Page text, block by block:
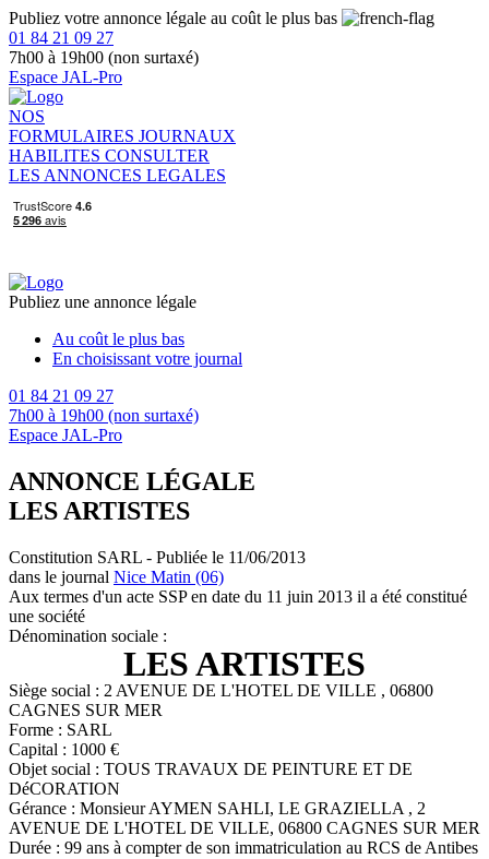
Publiez votre annonce légale au coût le plus bas
01 84 21 09 27
7h00 à 19h00 (non surtaxé)
Espace JAL-Pro
NOS
FORMULAIRES JOURNAUX
HABILITES CONSULTER
LES ANNONCES LEGALES
Publiez une annonce légale
Au coût le plus bas
En choisissant votre journal
01 84 21 09 27
7h00 à 19h00 (non surtaxé)
Espace JAL-Pro
ANNONCE LÉGALE
LES ARTISTES
Constitution SARL - Publiée le 11/06/2013
dans le journal Nice Matin (06)
Aux termes d'un acte SSP en date du 11 juin 2013 il a été constitué
une société
Dénomination sociale :
LES ARTISTES
Siège social : 2 AVENUE DE L'HOTEL DE VILLE , 06800
CAGNES SUR MER
Forme : SARL
Capital : 1000 €
Objet social : TOUS TRAVAUX DE PEINTURE ET DE
DéCORATION
Gérance : Monsieur AYMEN SAHLI, LE GRAZIELLA , 2
AVENUE DE L'HOTEL DE VILLE, 06800 CAGNES SUR MER
Durée : 99 ans à compter de son immatriculation au RCS de Antibes